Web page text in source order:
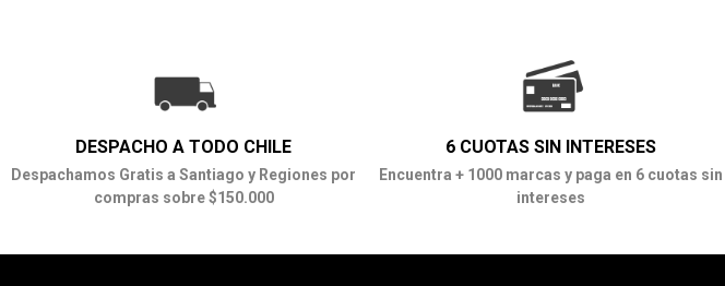
DESPACHO A TODO CHILE
Despachamos Gratis a Santiago y Regiones por
compras sobre $150.000
6 CUOTAS SIN INTERESES
Encuentra + 1000 marcas y paga en 6 cuotas sin
intereses